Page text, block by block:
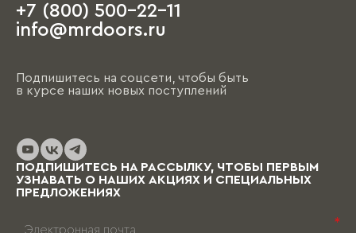
+7 (800) 500-22-11
info@mrdoors.ru
Подпишитесь на соцсети, чтобы быть
в курсе наших новых поступлений
ПОДПИШИТЕСЬ НА РАССЫЛКУ, ЧТОБЫ ПЕРВЫМ
УЗНАВАТЬ О НАШИХ АКЦИЯХ И СПЕЦИАЛЬНЫХ
ПРЕДЛОЖЕНИЯХ
*